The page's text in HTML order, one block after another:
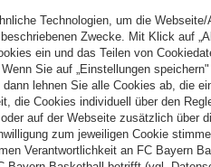
Allianz Arena Media Center
© FC Bayern München AG – 2026
Kinder- und Jugendschutz